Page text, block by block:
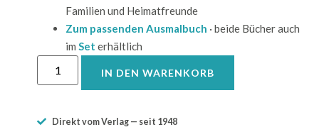
Familien und Heimatfreunde
Zum passenden Ausmalbuch · beide Bücher auch
im Set erhältlich
IN DEN WARENKORB
Direkt vom Verlag — seit 1948